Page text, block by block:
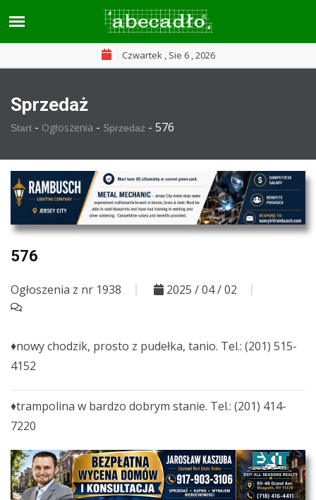
Czwartek , Sie 6 , 2026
Sprzedaż
Start - Ogłoszenia - Sprzedaż - 576
576
Ogłoszenia z nr 1938 2025 / 04 / 02
♦nowy chodzik, prosto z pudełka, tanio. Tel.: (201) 515-
4152
♦trampolina w bardzo dobrym stanie. Tel.: (201) 414-
7220